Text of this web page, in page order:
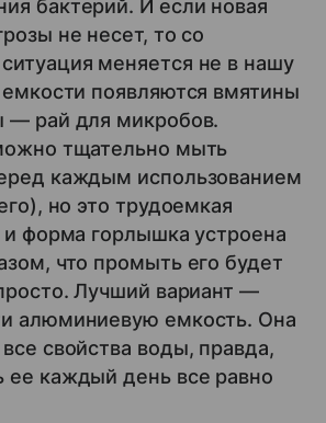
бактерий. И если новая
не несет, то со
меняется не в нашу
емкости появляются вмятины
— рай для микробов.
тщательно мыть
каждым использованием
но это трудоемкая
и форма горлышка устроена
что промыть его будет
Лучший вариант —
алюминиевую емкость. Она
свойства воды, правда,
ее каждый день все равно